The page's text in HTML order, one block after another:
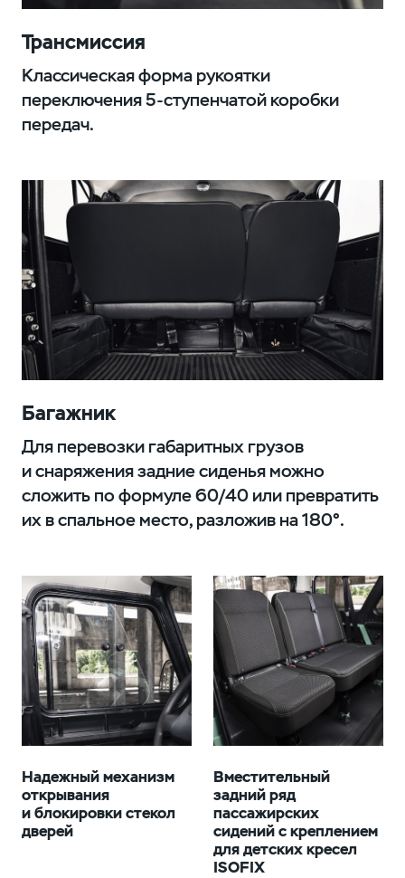
Трансмиссия
Классическая форма рукоятки
переключения 5-ступенчатой коробки
передач.
Багажник
Для перевозки габаритных грузов
и снаряжения задние сиденья можно
сложить по формуле 60/40 или превратить
их в спальное место, разложив на 180°.
Надежный механизм
открывания
и блокировки стекол
дверей
Вместительный
задний ряд
пассажирских
сидений с креплением
для детских кресел
ISOFIX